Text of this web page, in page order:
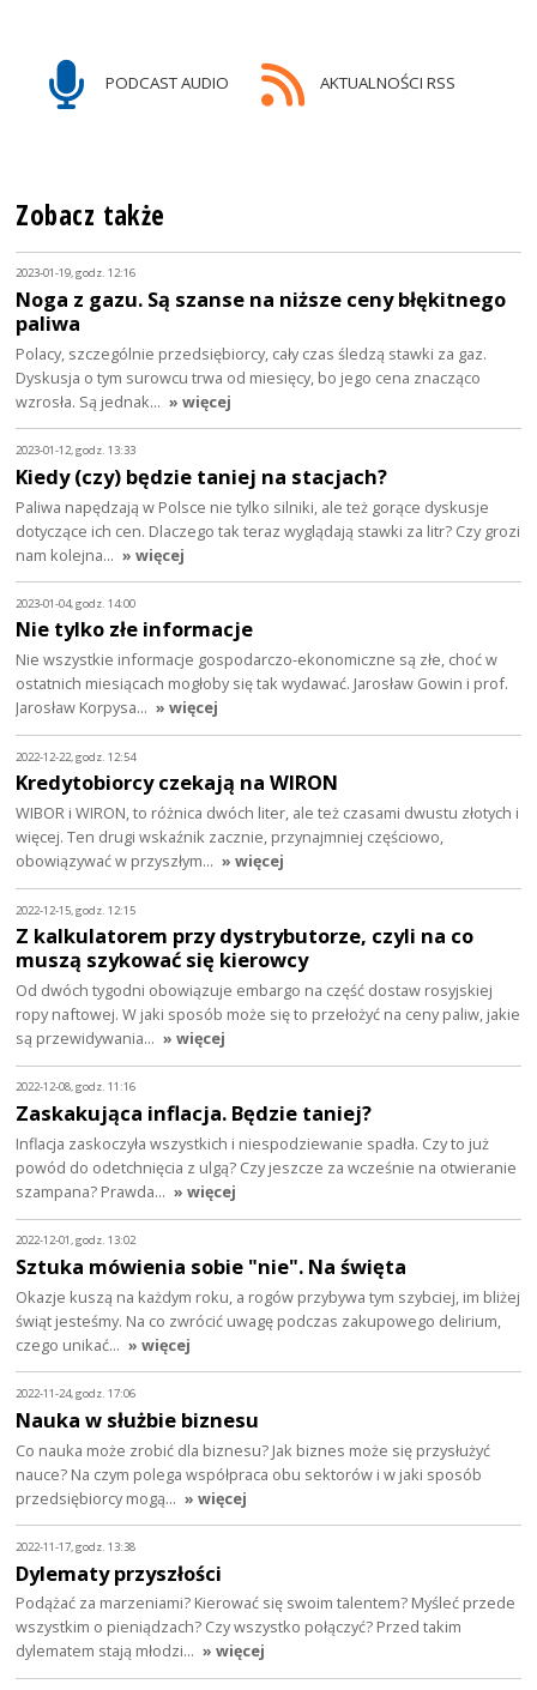
PODCAST AUDIO AKTUALNOŚCI RSS
Zobacz także
2023-01-19, godz. 12:16
Noga z gazu. Są szanse na niższe ceny błękitnego
paliwa
Polacy, szczególnie przedsiębiorcy, cały czas śledzą stawki za gaz.
Dyskusja o tym surowcu trwa od miesięcy, bo jego cena znacząco
wzrosła. Są jednak… » więcej
2023-01-12, godz. 13:33
Kiedy (czy) będzie taniej na stacjach?
Paliwa napędzają w Polsce nie tylko silniki, ale też gorące dyskusje
dotyczące ich cen. Dlaczego tak teraz wyglądają stawki za litr? Czy grozi
nam kolejna… » więcej
2023-01-04, godz. 14:00
Nie tylko złe informacje
Nie wszystkie informacje gospodarczo-ekonomiczne są złe, choć w
ostatnich miesiącach mogłoby się tak wydawać. Jarosław Gowin i prof.
Jarosław Korpysa… » więcej
2022-12-22, godz. 12:54
Kredytobiorcy czekają na WIRON
WIBOR i WIRON, to różnica dwóch liter, ale też czasami dwustu złotych i
więcej. Ten drugi wskaźnik zacznie, przynajmniej częściowo,
obowiązywać w przyszłym… » więcej
2022-12-15, godz. 12:15
Z kalkulatorem przy dystrybutorze, czyli na co
muszą szykować się kierowcy
Od dwóch tygodni obowiązuje embargo na część dostaw rosyjskiej
ropy naftowej. W jaki sposób może się to przełożyć na ceny paliw, jakie
są przewidywania… » więcej
2022-12-08, godz. 11:16
Zaskakująca inflacja. Będzie taniej?
Inflacja zaskoczyła wszystkich i niespodziewanie spadła. Czy to już
powód do odetchnięcia z ulgą? Czy jeszcze za wcześnie na otwieranie
szampana? Prawda… » więcej
2022-12-01, godz. 13:02
Sztuka mówienia sobie "nie". Na święta
Okazje kuszą na każdym roku, a rogów przybywa tym szybciej, im bliżej
świąt jesteśmy. Na co zwrócić uwagę podczas zakupowego delirium,
czego unikać… » więcej
2022-11-24, godz. 17:06
Nauka w służbie biznesu
Co nauka może zrobić dla biznesu? Jak biznes może się przysłużyć
nauce? Na czym polega współpraca obu sektorów i w jaki sposób
przedsiębiorcy mogą… » więcej
2022-11-17, godz. 13:38
Dylematy przyszłości
Podążać za marzeniami? Kierować się swoim talentem? Myśleć przede
wszystkim o pieniądzach? Czy wszystko połączyć? Przed takim
dylematem stają młodzi… » więcej